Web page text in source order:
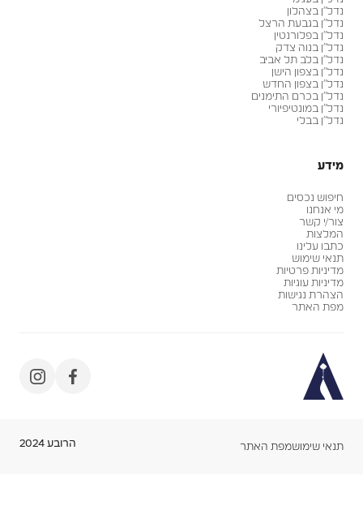
נדל״ן בצהלון
נדל״ן בגבעת הרצל
נדל״ן בפלורנטין
נדל״ן בנוה צדק
נדל״ן בלב תל אביב
נדל״ן בצפון הישן
נדל״ן בצפון החדש
נדל״ן בכרם התימנים
נדל״ן במונטיפיורי
נדל״ן בבלי
מידע
חיפוש נכסים
מי אנחנו
צור/י קשר
המלצות
כתבו עלינו
תנאי שימוש
מדיניות פרטיות
מדיניות עוגיות
הצהרת נגישות
מפת האתר
תנאי שימושמפת האתר הרובע 2024